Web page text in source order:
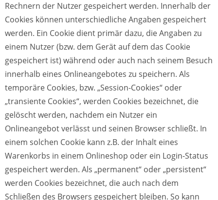
Rechnern der Nutzer gespeichert werden. Innerhalb der
Cookies können unterschiedliche Angaben gespeichert
werden. Ein Cookie dient primär dazu, die Angaben zu
einem Nutzer (bzw. dem Gerät auf dem das Cookie
gespeichert ist) während oder auch nach seinem Besuch
innerhalb eines Onlineangebotes zu speichern. Als
temporäre Cookies, bzw. „Session-Cookies“ oder
„transiente Cookies“, werden Cookies bezeichnet, die
gelöscht werden, nachdem ein Nutzer ein
Onlineangebot verlässt und seinen Browser schließt. In
einem solchen Cookie kann z.B. der Inhalt eines
Warenkorbs in einem Onlineshop oder ein Login-Status
gespeichert werden. Als „permanent“ oder „persistent“
werden Cookies bezeichnet, die auch nach dem
Schließen des Browsers gespeichert bleiben. So kann